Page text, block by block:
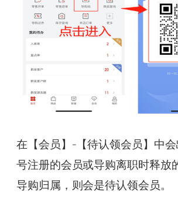
在【会员】-【待认领会员】中
号注册的会员或导购离职时释放
导购归属，则会是待认领会员。